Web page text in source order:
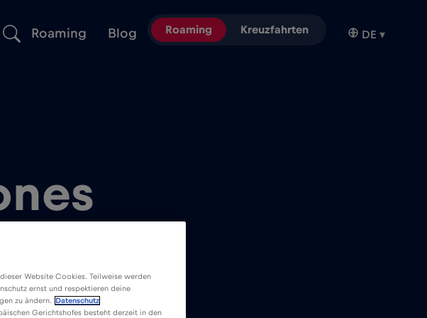
Roaming Blog Roaming Kreuzfahrten DE ▾
Website Cookies. Teilweise werden
ernst und respektieren deine
zu ändern.
Datenschutz
Gerichtshofes besteht derzeit in den